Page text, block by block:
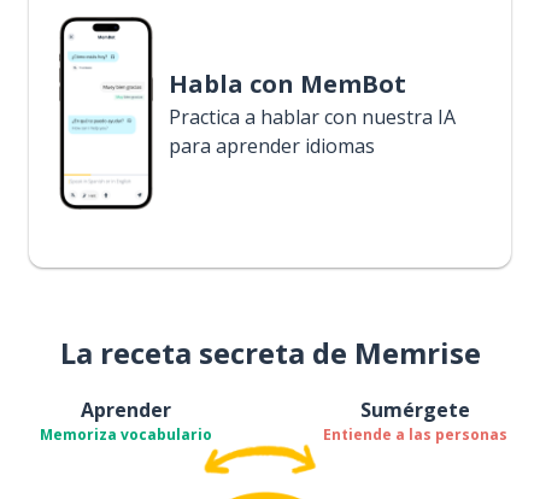
Habla con MemBot
Practica a hablar con nuestra IA
para aprender idiomas
La receta secreta de Memrise
Aprender
Memoriza vocabulario
Sumérgete
Entiende a las personas